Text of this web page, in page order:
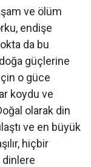
ve ölüm
endişe
da bu
güçlerine
o güce
koydu ve
olarak din
ve en büyük
hiçbir
dinlere